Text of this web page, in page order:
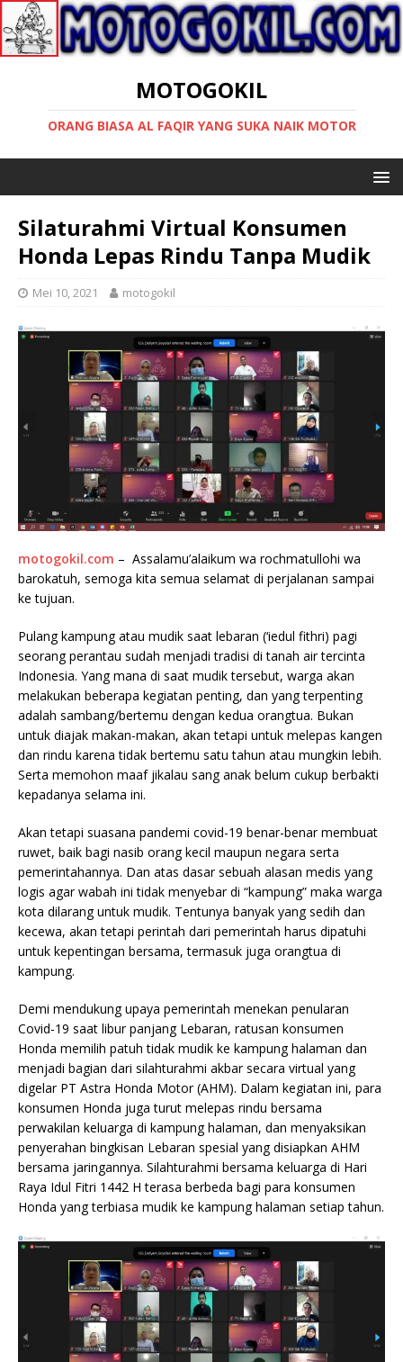
MOTOGOKIL
ORANG BIASA AL FAQIR YANG SUKA NAIK MOTOR
Silaturahmi Virtual Konsumen
Honda Lepas Rindu Tanpa Mudik
Mei 10, 2021 motogokil
motogokil.com – Assalamu’alaikum wa rochmatullohi wa
barokatuh, semoga kita semua selamat di perjalanan sampai
ke tujuan.
Pulang kampung atau mudik saat lebaran (‘iedul fithri) pagi
seorang perantau sudah menjadi tradisi di tanah air tercinta
Indonesia. Yang mana di saat mudik tersebut, warga akan
melakukan beberapa kegiatan penting, dan yang terpenting
adalah sambang/bertemu dengan kedua orangtua. Bukan
untuk diajak makan-makan, akan tetapi untuk melepas kangen
dan rindu karena tidak bertemu satu tahun atau mungkin lebih.
Serta memohon maaf jikalau sang anak belum cukup berbakti
kepadanya selama ini.
Akan tetapi suasana pandemi covid-19 benar-benar membuat
ruwet, baik bagi nasib orang kecil maupun negara serta
pemerintahannya. Dan atas dasar sebuah alasan medis yang
logis agar wabah ini tidak menyebar di “kampung” maka warga
kota dilarang untuk mudik. Tentunya banyak yangsedih dan
kecewa, akan tetapi perintah dari pemerintah harus dipatuhi
untuk kepentingan bersama, termasuk juga orangtua di
kampung.
Demi mendukung upaya pemerintah menekan penularan
Covid-19 saat libur panjang Lebaran, ratusan konsumen
Honda memilih patuh tidak mudik ke kampung halaman dan
menjadi bagian dari silahturahmi akbar secara virtual yang
digelar PT Astra Honda Motor (AHM). Dalam kegiatan ini, para
konsumen Honda juga turut melepas rindu bersama
perwakilan keluarga di kampung halaman, dan menyaksikan
penyerahan bingkisan Lebaran spesial yang disiapkan AHM
bersama jaringannya. Silahturahmi bersama keluarga di Hari
Raya Idul Fitri 1442 H terasa berbeda bagi para konsumen
Honda yang terbiasa mudik ke kampung halaman setiap tahun.